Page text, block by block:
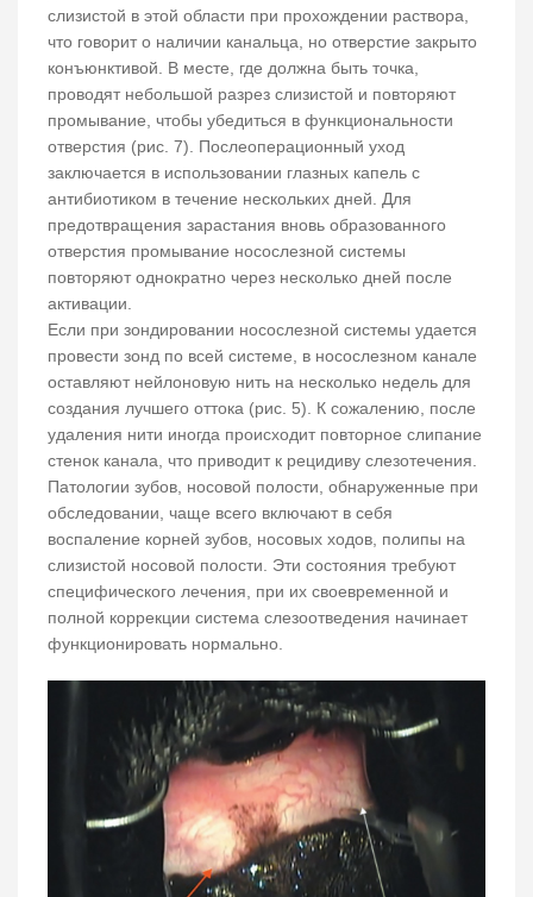
слизистой в этой области при прохождении раствора,
что говорит о наличии канальца, но отверстие закрыто
конъюнктивой. В месте, где должна быть точка,
проводят небольшой разрез слизистой и повторяют
промывание, чтобы убедиться в функциональности
отверстия (рис. 7). Послеоперационный уход
заключается в использовании глазных капель с
антибиотиком в течение нескольких дней. Для
предотвращения зарастания вновь образованного
отверстия промывание носослезной системы
повторяют однократно через несколько дней после
активации.
Если при зондировании носослезной системы удается
провести зонд по всей системе, в носослезном канале
оставляют нейлоновую нить на несколько недель для
создания лучшего оттока (рис. 5). К сожалению, после
удаления нити иногда происходит повторное слипание
стенок канала, что приводит к рецидиву слезотечения.
Патологии зубов, носовой полости, обнаруженные при
обследовании, чаще всего включают в себя
воспаление корней зубов, носовых ходов, полипы на
слизистой носовой полости. Эти состояния требуют
специфического лечения, при их своевременной и
полной коррекции система слезоотведения начинает
функционировать нормально.